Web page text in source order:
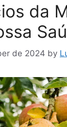
da
de 2024 by